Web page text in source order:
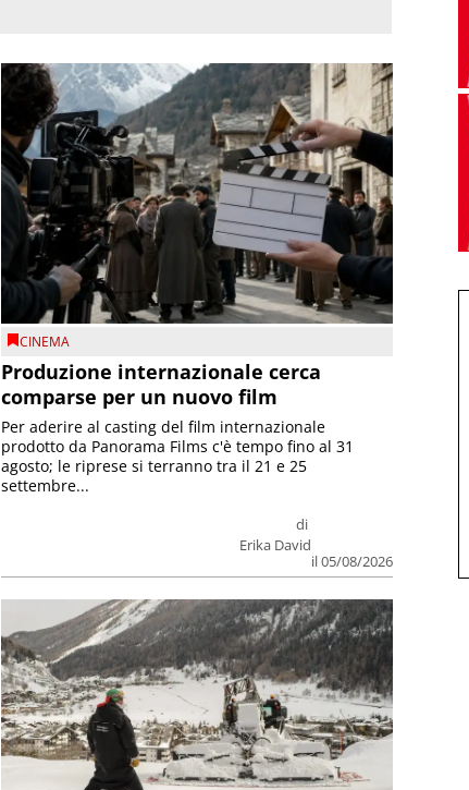
CINEMA
Produzione internazionale cerca
comparse per un nuovo film
di
Erika David
il 05/08/2026
Per aderire al casting del film internazionale
prodotto da Panorama Films c'è tempo fino al 31
agosto; le riprese si terranno tra il 21 e 25
settembre...